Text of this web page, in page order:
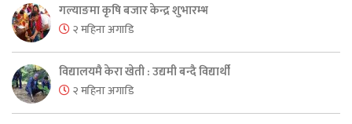
गल्याङमा कृषि बजार केन्द्र शुभारम्भ
२ महिना अगाडि
विद्यालयमै केरा खेती : उद्यमी बन्दै विद्यार्थी
२ महिना अगाडि